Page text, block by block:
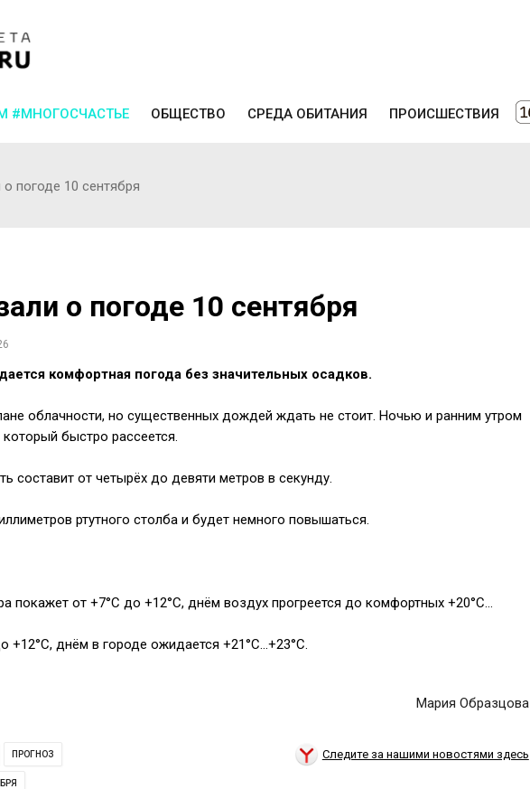
#МНОГОСЧАСТЬЕ ОБЩЕСТВО СРЕДА ОБИТАНИЯ ПРОИСШЕСТВИЯ
погоде 10 сентября
о погоде 10 сентября
комфортная погода без значительных осадков.
облачности, но существенных дождей ждать не стоит. Ночью и ранним утром
быстро рассеется.
составит от четырёх до девяти метров в секунду.
ртутного столба и будет немного повышаться.
покажет от +7°С до +12°С, днём воздух прогреется до комфортных +20°С…
+12°С, днём в городе ожидается +21°С…+23°С.
Мария Образцова
ПРОГНОЗ Следите за нашими новостями здесь